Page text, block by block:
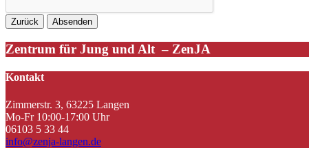
Zentrum für Jung und Alt – ZenJA
Kontakt
Zimmerstr. 3, 63225 Langen
Mo-Fr 10:00-17:00 Uhr
06103 5 33 44
info@zenja-langen.de